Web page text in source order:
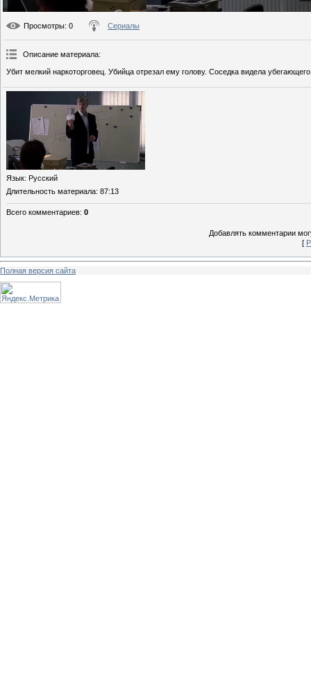
Просмотры: 0 Сериалы
Описание материала:
Убит мелкий наркоторговец. Убийца отрезал ему голову. Соседка видела
Язык: Русский
Длительность материала: 87:13
Всего комментариев: 0
Добавлять комментарии
[
Полная версия сайта